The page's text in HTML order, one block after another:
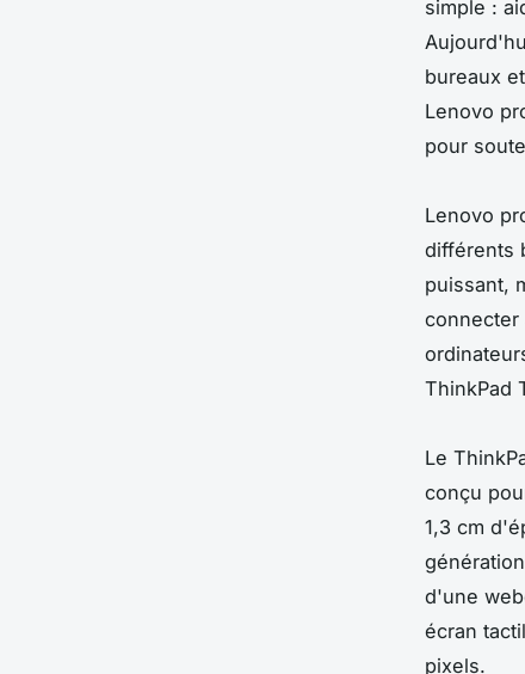
simple :
bureaux
Lenovo
pour
Lenovo
différents
puissant,
connecter
ThinkPad
Le
conçu
1,3 cm
d'une
écran
pixels.